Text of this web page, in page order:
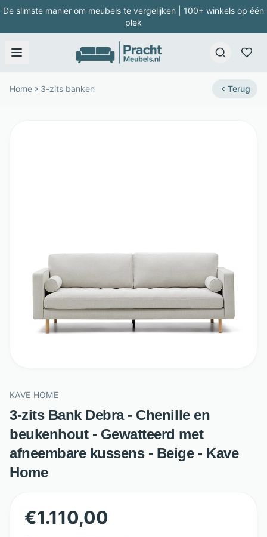
De slimste manier om meubels te vergelijken | 100+ winkels op één
plek
Home 3-zits banken Terug
KAVE HOME
3-zits Bank Debra - Chenille en
beukenhout - Gewatteerd met
afneembare kussens - Beige - Kave
Home
€1.110,00